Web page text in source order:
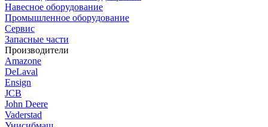
Навесное оборудование
Промышленное оборудование
Сервис
Запасные части
Производители
Amazone
DeLaval
Ensign
JCB
John Deere
Vaderstad